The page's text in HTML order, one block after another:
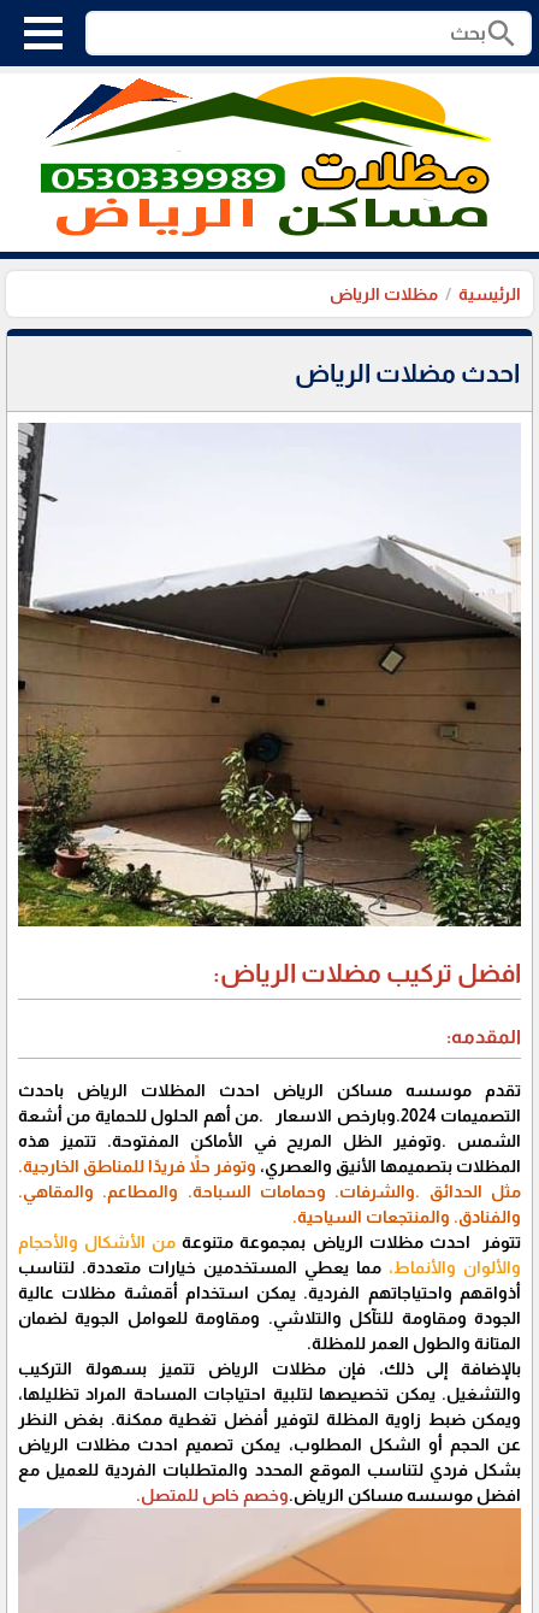
search
الرئيسية مظلات الرياض
احدث مضلات الرياض
افضل تركيب مضلات الرياض:
المقدمه:
تقدم موسسه مساكن الرياض احدث المظلات الرياض باحدث
التصميمات 2024.وبارخص الاسعار .من أهم الحلول للحماية من أشعة
الشمس .وتوفير الظل المريح في الأماكن المفتوحة. تتميز هذه
المظلات بتصميمها الأنيق والعصري، وتوفر حلاً فريدًا للمناطق الخارجية.
مثل الحدائق .والشرفات. وحمامات السباحة. والمطاعم. والمقاهي.
والفنادق. والمنتجعات السياحية.
تتوفر احدث مظلات الرياض بمجموعة متنوعة من الأشكال والأحجام
والألوان والأنماط، مما يعطي المستخدمين خيارات متعددة. لتناسب
أذواقهم واحتياجاتهم الفردية. يمكن استخدام أقمشة مظلات عالية
الجودة ومقاومة للتآكل والتلاشي. ومقاومة للعوامل الجوية لضمان
المتانة والطول العمر للمظلة.
بالإضافة إلى ذلك، فإن مظلات الرياض تتميز بسهولة التركيب
والتشغيل. يمكن تخصيصها لتلبية احتياجات المساحة المراد تظليلها،
ويمكن ضبط زاوية المظلة لتوفير أفضل تغطية ممكنة. بغض النظر
عن الحجم أو الشكل المطلوب، يمكن تصميم احدث مظلات الرياض
بشكل فردي لتناسب الموقع المحدد والمتطلبات الفردية للعميل مع
افضل موسسه مساكن الرياض.وخصم خاص للمتصل.